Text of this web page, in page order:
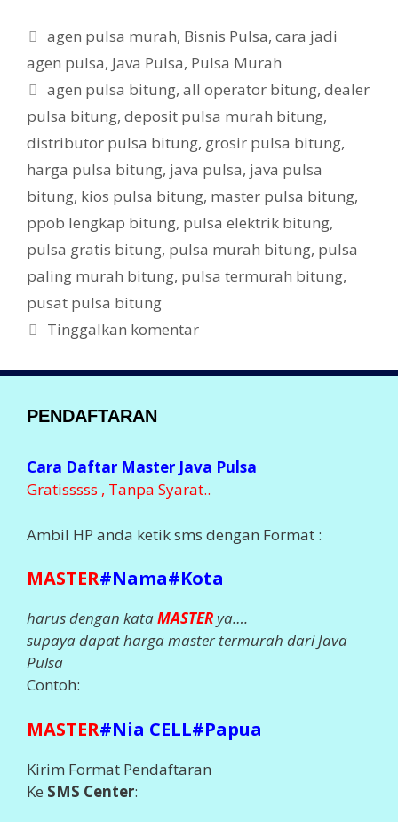
e
b
o
o
k
itt
er
K
a
e
g
o
r
i
agen pulsa murah, Bisnis Pulsa,cara jadi
agen pulsa, Java Pulsa, Pulsa Murah
T
a
agen pulsa bitung,all operator bitung,dealer
pulsa bitung, deposit pulsa murah bitung,
distributor pulsa bitung, grosir pulsa bitung,
harga pulsa bitung, java pulsa, java pulsa
bitung, kios pulsa bitung, master pulsa bitung,
ppob lengkap bitung, pulsa elektrik bitung,
pulsa gratis bitung, pulsa murah bitung, pulsa
paling murah bitung, pulsa termurah bitung,
pusat pulsa bitung
Tinggalkan komentar
PENDAFTARAN
Cara Daftar Master Java Pulsa
Gratisssss , Tanpa Syarat..
Ambil HP anda ketik sms dengan Format :
MASTER#Nama#Kota
harus dengan kataMASTER ya….
supaya dapat harga master termurah dari Java
Pulsa
Contoh:
MASTER#Nia CELL#Papua
Kirim Format Pendaftaran
Ke SMS Center: